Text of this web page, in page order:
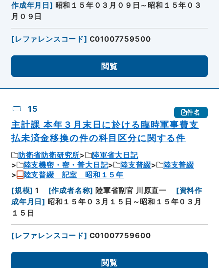
作成年月日 ] 昭和１５年０３月０９日～昭和１５年０３
月０９日
[レファレンスコード] C01007759500
閲覧
15 件名
主計課 本年３月末日に於ける臨時軍事費支
払未済金移換の件の科目区分に関する件
防衛省防衛研究所
陸軍省大日記
陸支機密・密・普大日記
陸支普綴
陸支普綴
陸支普綴 記室 昭和１５年
[規模] 1 [作成者名称] 陸軍省副官 川原直一 [資料作
成年月日] 昭和１５年０３月１５日～昭和１５年０３月
１５日
[レファレンスコード] C01007759600
閲覧